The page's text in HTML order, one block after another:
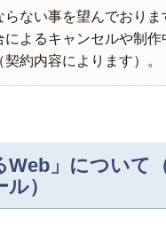
らない事を望んでおりま
によるキャンセルや制作
契約内容によります）。
Web」について
）